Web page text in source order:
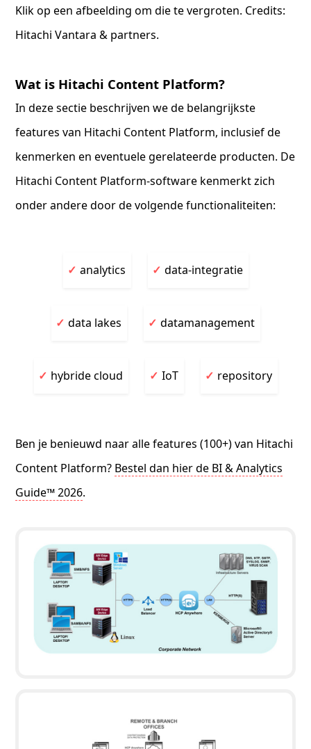
Klik op een afbeelding om die te vergroten. Credits:
Hitachi Vantara & partners.
Wat is Hitachi Content Platform?
In deze sectie beschrijven we de belangrijkste
features van Hitachi Content Platform, inclusief de
kenmerken en eventuele gerelateerde producten. De
Hitachi Content Platform-software kenmerkt zich
onder andere door de volgende functionaliteiten:
analytics data-integratie
data lakes datamanagement
hybride cloud IoT repository
Ben je benieuwd naar alle features (100+) van Hitachi
Content Platform? Bestel dan hier de BI & Analytics
Guide™ 2026.